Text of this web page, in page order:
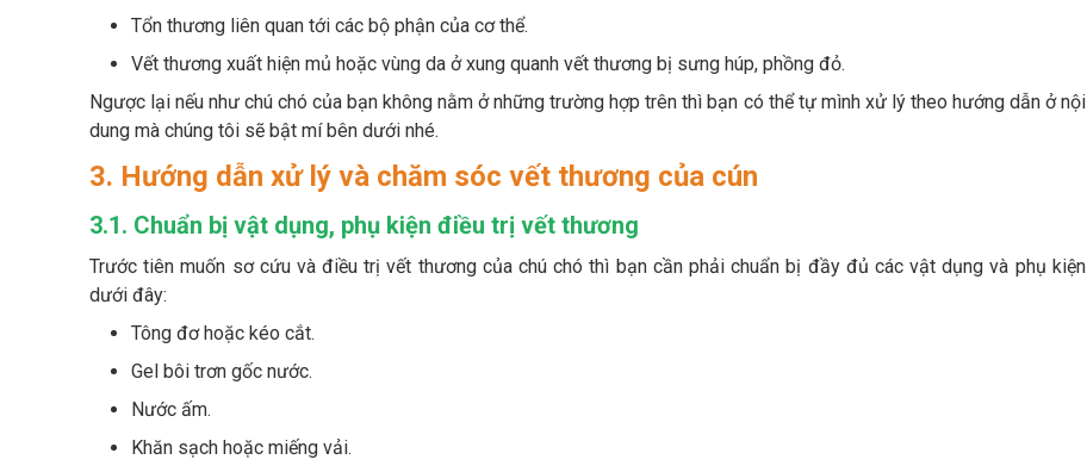
Tổn thương liên quan tới các bộ phận của cơ thể.
Vết thương xuất hiện mủ hoặc vùng da ở xung quanh vết thương bị sưng húp, phồng đỏ.
Ngược lại nếu như chú chó của bạn không nằm ở những trường hợp trên thì bạn có thể tự mình xử lý theo hướng dẫn ở nội
dung mà chúng tôi sẽ bật mí bên dưới nhé.
3. Hướng dẫn xử lý và chăm sóc vết thương của cún
3.1. Chuẩn bị vật dụng, phụ kiện điều trị vết thương
Trước tiên muốn sơ cứu và điều trị vết thương của chú chó thì bạn cần phải chuẩn bị đầy đủ các vật dụng và phụ kiện
dưới đây:
Tông đơ hoặc kéo cắt.
Gel bôi trơn gốc nước.
Nước ấm.
Khăn sạch hoặc miếng vải.